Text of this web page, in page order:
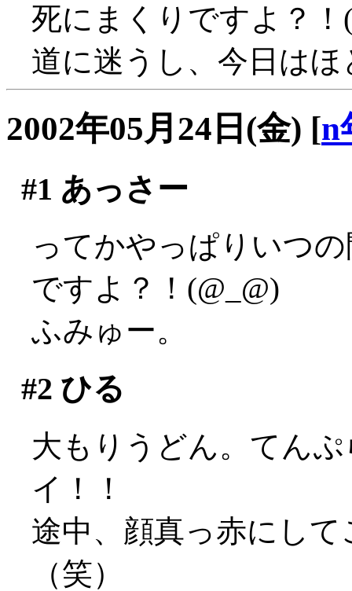
死にまくりですよ？！
道に迷うし、今日は
2002年05月24日(金) [n
#1 あっさー
ってかやっぱりいつ
ですよ？！(@_@)
ふみゅー。
#2 ひる
大もりうどん。てん
イ！！
途中、顔真っ赤にし
（笑）